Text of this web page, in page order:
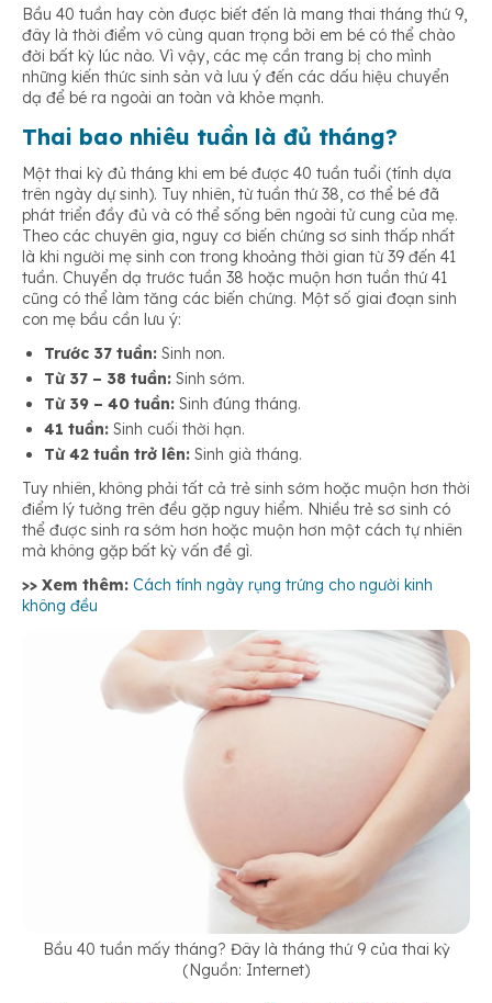
Cổ tử cung giãn nở
Vỡ nước ối
Bầu 40 tuần hay còn được biết đến là mang thai tháng thứ 9,
đây là thời điểm vô cùng quan trọng bởi em bé có thể chào
đời bất kỳ lúc nào. Vì vậy, các mẹ cần trang bị cho mình
những kiến thức sinh sản và lưu ý đến các dấu hiệu chuyển
dạ để bé ra ngoài an toàn và khỏe mạnh.
Thai bao nhiêu tuần là đủ tháng?
Một thai kỳ đủ tháng khi em bé được 40 tuần tuổi (tính dựa
trên ngày dự sinh). Tuy nhiên, từ tuần thứ 38, cơ thể bé đã
phát triển đầy đủ và có thể sống bên ngoài tử cung của mẹ.
Theo các chuyên gia, nguy cơ biến chứng sơ sinh thấp nhất
là khi người mẹ sinh con trong khoảng thời gian từ 39 đến 41
tuần. Chuyển dạ trước tuần 38 hoặc muộn hơn tuần thứ 41
cũng có thể làm tăng các biến chứng. Một số giai đoạn sinh
con mẹ bầu cần lưu ý:
Trước 37 tuần: Sinh non.
Từ 37 – 38 tuần: Sinh sớm.
Từ 39 – 40 tuần: Sinh đúng tháng.
41 tuần: Sinh cuối thời hạn.
Từ 42 tuần trở lên: Sinh già tháng.
Tuy nhiên, không phải tất cả trẻ sinh sớm hoặc muộn hơn thời
điểm lý tưởng trên đều gặp nguy hiểm. Nhiều trẻ sơ sinh có
thể được sinh ra sớm hơn hoặc muộn hơn một cách tự nhiên
mà không gặp bất kỳ vấn đề gì.
>> Xem thêm: Cách tính ngày rụng trứng cho người kinh
không đều
Bầu 40 tuần mấy tháng? Đây là tháng thứ 9 của thai kỳ
(Nguồn: Internet)